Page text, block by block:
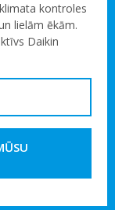
kontroles
lielām ēkām.
Daikin